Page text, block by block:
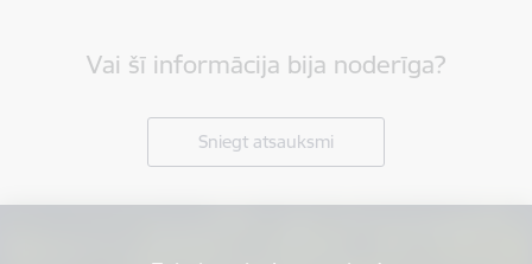
Vai šī informācija bija noderīga?
Sniegt atsauksmi